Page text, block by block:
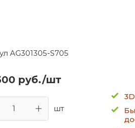
AG301305-S705
руб./шт
шт